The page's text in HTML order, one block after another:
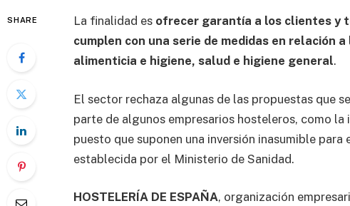
SHARE La finalidad es ofrecer garantía a los clientes y
cumplen con una serie de medidas en relación
alimenticia e higiene, salud e higiene general.
El sector rechaza algunas de las propuestas que
parte de algunos empresarios hosteleros, como la
puesto que suponen una inversión inasumible
establecida por el Ministerio de Sanidad.
HOSTELERÍA DE ESPAÑA, organización